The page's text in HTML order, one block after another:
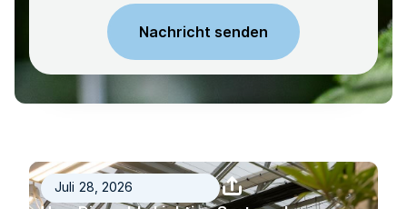
Juli 28, 2026